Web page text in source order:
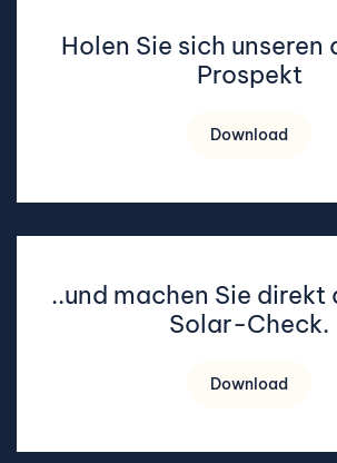
Holen Sie sich unseren
Prospekt
Download
..und machen Sie direkt
Solar-Check.
Download